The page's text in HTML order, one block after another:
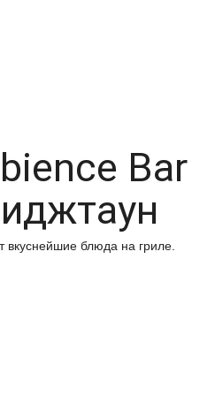
Bar
вкуснейшие блюда на гриле.